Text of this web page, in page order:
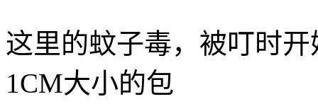
这里的蚊子毒，被叮时
1CM大小的包